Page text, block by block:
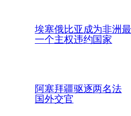
埃塞俄比亚成为非洲
一个主权违约国家
阿塞拜疆驱逐两名法
国外交官